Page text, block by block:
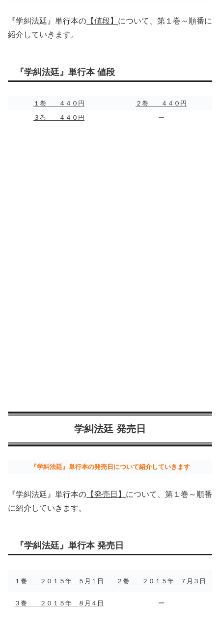
『学糾法廷』単行本の 【値段】 について、第１巻～順番に
紹介していきます。
『学糾法廷』単行本 値段
１巻 ４４０円
２巻 ４４０円
３巻 ４４０円
ー
学糾法廷 発売日
『学糾法廷』単行本の発売日について紹介していきます
『学糾法廷』単行本の 【発売日】 について、第１巻～順番
に紹介していきます。
『学糾法廷』単行本 発売日
１巻 ２０１５年 ５月１日 ２巻 ２０１５年 ７月３日
３巻 ２０１５年 ８月４日 ー